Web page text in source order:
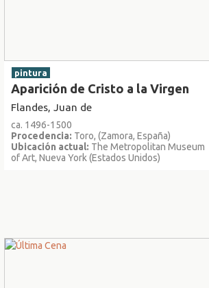
pintura
Aparición de Cristo a la Virgen
Flandes, Juan de
ca. 1496-1500
Procedencia: Toro, (Zamora, España)
Ubicación actual: The Metropolitan Museum
of Art, Nueva York (Estados Unidos)